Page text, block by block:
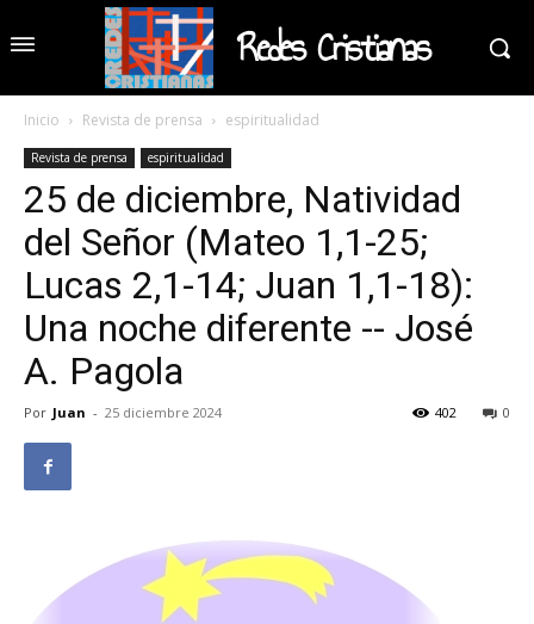
Redes Cristianas
Inicio Revista de prensa espiritualidad
Revista de prensa espiritualidad
25 de diciembre, Natividad
del Señor (Mateo 1,1-25;
Lucas 2,1-14; Juan 1,1-18):
Una noche diferente -- José
A. Pagola
Por Juan - 25 diciembre 2024 0
402